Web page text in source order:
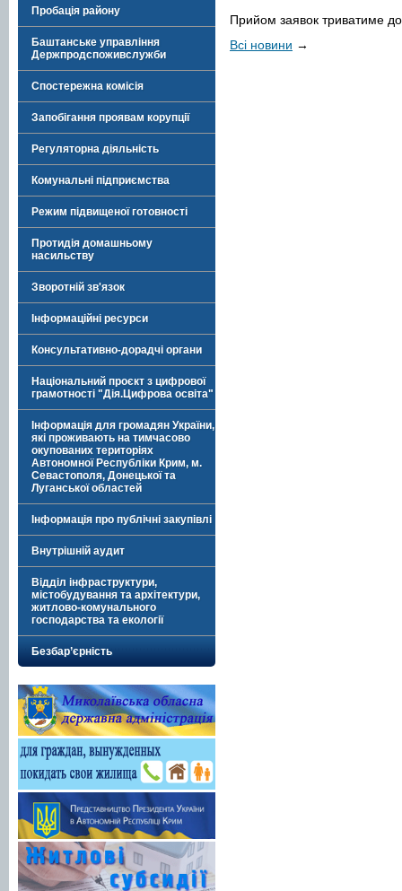
Пробація району
Баштанське управління
Держпродспоживслужби
Спостережна комісія
Запобігання проявам корупції
Регуляторна діяльність
Комунальні підприємства
Режим підвищеної готовності
Протидія домашньому
насильству
Зворотній зв'язок
Інформаційні ресурси
Консультативно-дорадчі органи
Національний проєкт з цифрової
грамотності "Дія.Цифрова освіта"
Інформація для громадян України,
які проживають на тимчасово
окупованих територіях
Автономної Республіки Крим, м.
Севастополя, Донецької та
Луганської областей
Інформація про публічні закупівлі
Внутрішній аудит
Відділ інфраструктури,
містобудування та архітектури,
житлово-комунального
господарства та екології
Безбар’єрність
Прийом заявок триватиме
Всі новини →